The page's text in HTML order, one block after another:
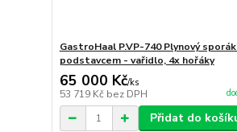
GastroHaal P.VP-740 Plynový
podstavcem - vařidlo, 4x hořáky
65 000 Kč/ks
53 719 Kč bez DPH
Přidat do